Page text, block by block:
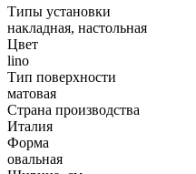
Типы установки
накладная, настольная
Цвет
lino
Тип поверхности
матовая
Страна производства
Италия
Форма
овальная